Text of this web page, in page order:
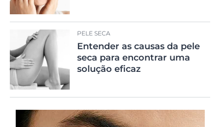
PELE SECA
Entender as causas da pele
seca para encontrar uma
solução eficaz